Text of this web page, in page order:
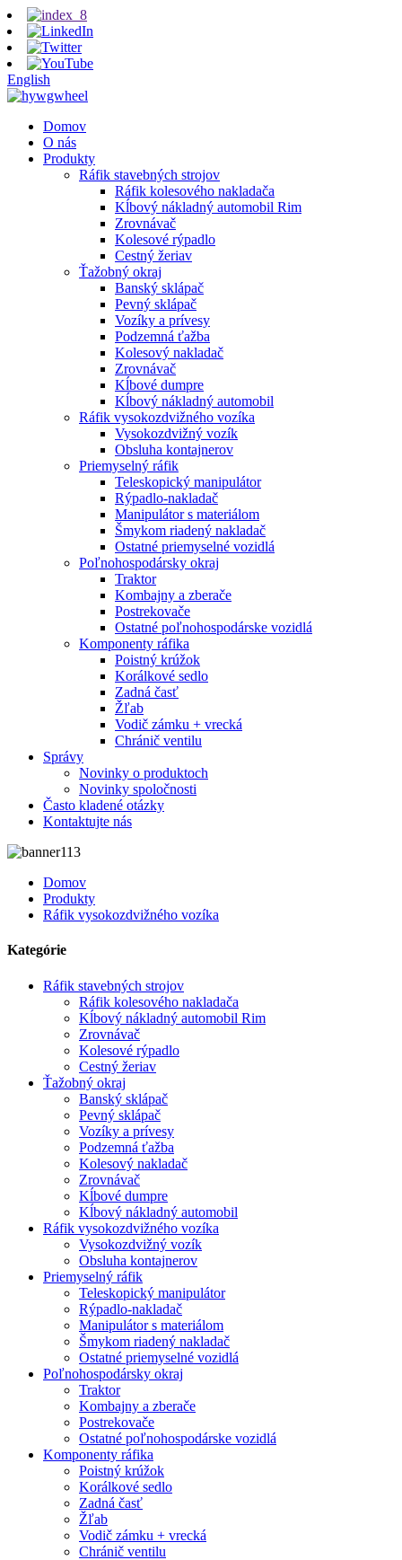
English
Domov
O nás
Produkty
Ráfik stavebných strojov
Ráfik kolesového nakladača
Kĺbový nákladný automobil Rim
Zrovnávač
Kolesové rýpadlo
Cestný žeriav
Ťažobný okraj
Banský sklápač
Pevný sklápač
Vozíky a prívesy
Podzemná ťažba
Kolesový nakladač
Zrovnávač
Kĺbové dumpre
Kĺbový nákladný automobil
Ráfik vysokozdvižného vozíka
Vysokozdvižný vozík
Obsluha kontajnerov
Priemyselný ráfik
Teleskopický manipulátor
Rýpadlo-nakladač
Manipulátor s materiálom
Šmykom riadený nakladač
Ostatné priemyselné vozidlá
Poľnohospodársky okraj
Traktor
Kombajny a zberače
Postrekovače
Ostatné poľnohospodárske vozidlá
Komponenty ráfika
Poistný krúžok
Korálkové sedlo
Zadná časť
Žľab
Vodič zámku + vrecká
Chránič ventilu
Správy
Novinky o produktoch
Novinky spoločnosti
Často kladené otázky
Kontaktujte nás
Domov
Produkty
Ráfik vysokozdvižného vozíka
Kategórie
Ráfik stavebných strojov
Ráfik kolesového nakladača
Kĺbový nákladný automobil Rim
Zrovnávač
Kolesové rýpadlo
Cestný žeriav
Ťažobný okraj
Banský sklápač
Pevný sklápač
Vozíky a prívesy
Podzemná ťažba
Kolesový nakladač
Zrovnávač
Kĺbové dumpre
Kĺbový nákladný automobil
Ráfik vysokozdvižného vozíka
Vysokozdvižný vozík
Obsluha kontajnerov
Priemyselný ráfik
Teleskopický manipulátor
Rýpadlo-nakladač
Manipulátor s materiálom
Šmykom riadený nakladač
Ostatné priemyselné vozidlá
Poľnohospodársky okraj
Traktor
Kombajny a zberače
Postrekovače
Ostatné poľnohospodárske vozidlá
Komponenty ráfika
Poistný krúžok
Korálkové sedlo
Zadná časť
Žľab
Vodič zámku + vrecká
Chránič ventilu